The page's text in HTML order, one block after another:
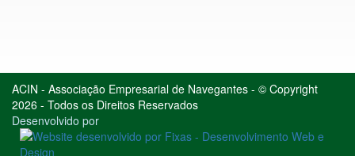
ACIN - Associação Empresarial de Navegantes - © Copyright
2026 - Todos os Direitos Reservados
Desenvolvido por